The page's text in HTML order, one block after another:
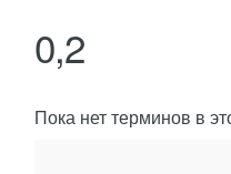
0,2
Пока нет терминов в